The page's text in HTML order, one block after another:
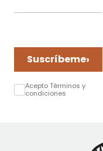
Suscríbeme›
Acepto Términos y
condiciones